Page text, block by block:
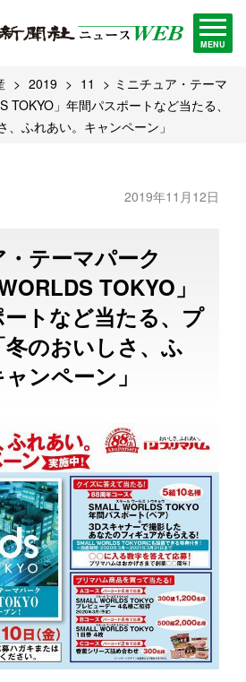
MENU
2019 11
ミニチュア・テーマ
TOKYO」年間パスポートなど当たる、
ふれあい。キャンペーン」
2019年11月12日
テーマパーク
TOKYO」
トなど当たる、プ
冬のおいしさ、ふ
ンペーン」